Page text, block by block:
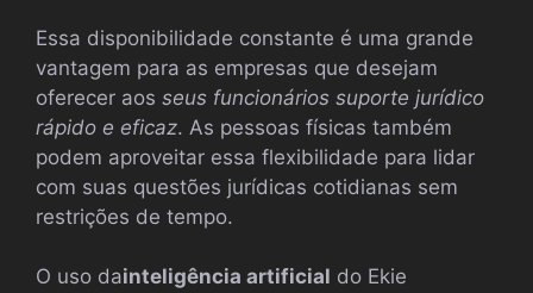
Essa disponibilidade constante é uma grande
vantagem para as empresas que desejam
oferecer aos seus funcionários suporte jurídico
rápido e eficaz. As pessoas físicas também
podem aproveitar essa flexibilidade para lidar
com suas questões jurídicas cotidianas sem
restrições de tempo.
O uso dainteligência artificial do Ekie